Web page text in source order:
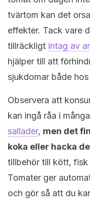
tvärtom kan det
effekter. Tack vare
tillräckligt intag av
hjälper till att
sjukdomar både
Observera att
kan ingå råa i
sallader, men det
koka eller hacka
tillbehör till kött, fisk
Tomater ger
och gör så att du